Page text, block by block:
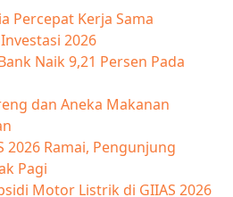
Percepat Kerja Sama
2026
Naik 9,21 Persen Pada
dan Aneka Makanan
2026 Ramai, Pengunjung
Pagi
Motor Listrik di GIIAS 2026